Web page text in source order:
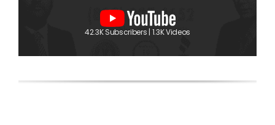
42.3K Subscribers | 1.3K Videos